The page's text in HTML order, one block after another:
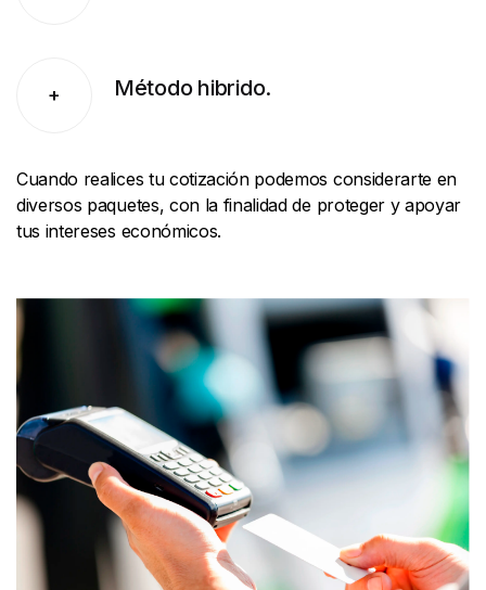
+ Método hibrido.
Cuando realices tu cotización podemos considerarte en
diversos paquetes, con la finalidad de proteger y apoyar
tus intereses económicos.